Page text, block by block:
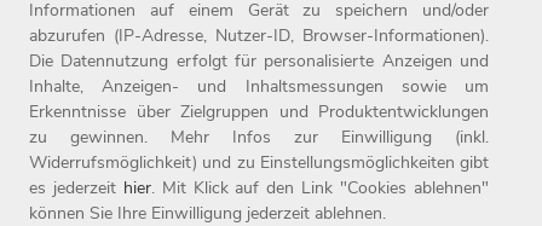
Witt-Gruppe ist mit mehr als 3.100 Mitarbeitern nicht nur
einer der größten Arbeitgeber der Oberpfalz, sondern auch
einer der beliebtesten Deutschlands: 2020 wurde das
Unternehmen zum achten Mal in Folge als Top-Arbeitgeber
ausgezeichnet. Seit 1987 ist das Unternehmen mit Sitz in
Weiden Teil der Otto Group. Weitere Informationen finden Sie
unter www.witt-gruppe.eu.
Informationen auf einem Gerät zu speichern und/oder
abzurufen (IP-Adresse, Nutzer-ID, Browser-Informationen).
Die Datennutzung erfolgt für personalisierte Anzeigen und
Inhalte, Anzeigen- und Inhaltsmessungen sowie um
Erkenntnisse über Zielgruppen und Produktentwicklungen
zu gewinnen. Mehr Infos zur Einwilligung (inkl.
Widerrufsmöglichkeit) und zu Einstellungsmöglichkeiten gibt
es jederzeit hier. Mit Klick auf den Link "Cookies ablehnen"
können Sie Ihre Einwilligung jederzeit ablehnen.